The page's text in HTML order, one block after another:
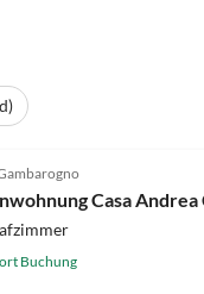
Casa Andrea
Buchung